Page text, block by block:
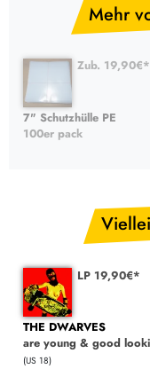
Mehr
Zub. 19,90€*
7" Schutzhülle PE
100er pack
LP 19,90€*
THE DWARVES
are young & good
(US 18)